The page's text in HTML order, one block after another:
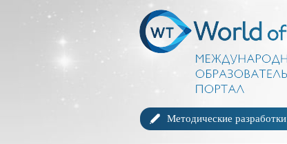
Методические разработки